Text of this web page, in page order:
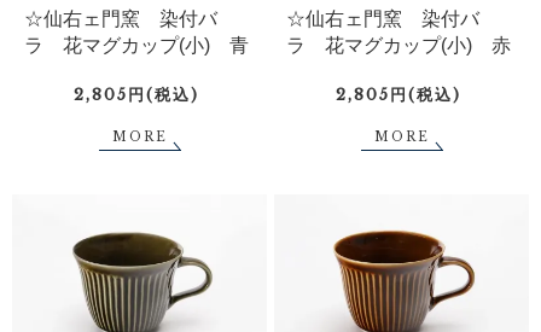
☆仙右ェ門窯 染付バ
ラ 花マグカップ(小) 青
2,805円(税込)
MORE
☆仙右ェ門窯 染付バ
ラ 花マグカップ(小) 赤
2,805円(税込)
MORE